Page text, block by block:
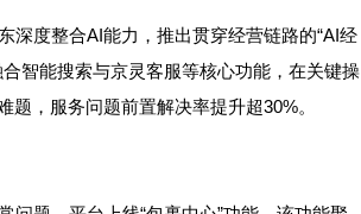
深度整合AI能力，推出贯穿经营链路的“AI经
智能搜索与京灵客服等核心功能，在关键操
，服务问题前置解决率提升超30%。